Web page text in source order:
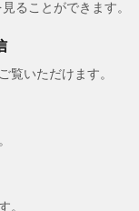
ることができます。
いただけます。